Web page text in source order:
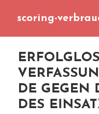
scoring-
DE GEGEN
DES